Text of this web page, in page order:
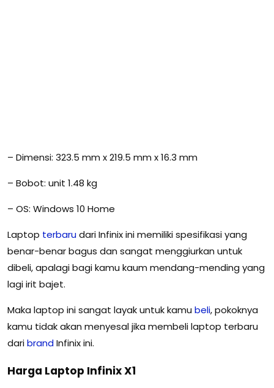
– Dimensi: 323.5 mm x 219.5 mm x 16.3 mm
– Bobot: unit 1.48 kg
– OS: Windows 10 Home
Laptop terbarudari Infinix ini memiliki spesifikasi yang
benar-benar bagus dan sangat menggiurkan untuk
dibeli, apalagi bagi kamu kaum mendang-mending yang
lagi irit bajet.
Maka laptop ini sangat layak untuk kamu beli, pokoknya
kamu tidak akan menyesal jika membeli laptop terbaru
daribrandInfinix ini.
Harga Laptop Infinix X1